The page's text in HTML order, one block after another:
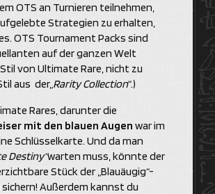
OTS an Turnieren teilnehmen,
Strategien zu erhalten,
OTS Tournament Packs sind
auf der ganzen Welt
von Ultimate Rare, nicht zu
aus der„Rarity Collection“.)
Rares, darunter die
mit den blauen Augen war im
Schlüsselkarte. Und da man
Destiny“warten muss, könnte der
Stück der „Blauäugig“-
Außerdem kannst du